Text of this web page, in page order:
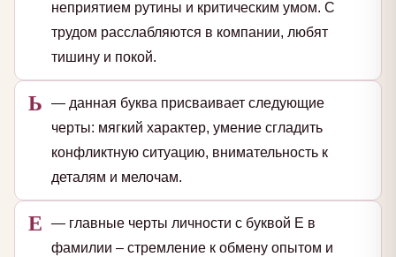
неприятием рутины и критическим умом. С
трудом расслабляются в компании, любят
тишину и покой.
Ь
— данная буква присваивает следующие
черты: мягкий характер, умение сгладить
конфликтную ситуацию, внимательность к
деталям и мелочам.
Е
— главные черты личности с буквой Е в
фамилии – стремление к обмену опытом и